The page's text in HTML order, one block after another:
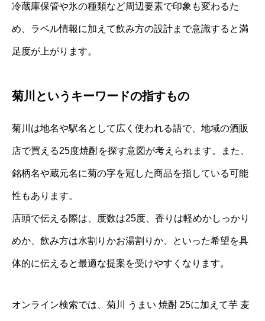
冷蔵庫保管や氷の種類など周辺要素で印象も変わるた
め、ラベル情報に加えて飲み方の設計まで意識すると満
足度が上がります。
菊川というキーワードの指すもの
菊川は地名や駅名として広く使われる語で、地域の酒販
店で買える25度焼酎を探す意図が考えられます。また、
銘柄名や蔵元名に菊の字を冠した商品を指している可能
性もあります。
店頭で伝える際は、度数は25度、香りは軽めかしっかり
めか、飲み方は水割りかお湯割りか、といった希望を具
体的に伝えると最適な提案を受けやすくなります。
オンライン検索では、菊川 うまい 焼酎 25に加えて芋 麦